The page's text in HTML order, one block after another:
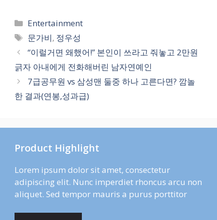
카
테
리
Entertainment
태
그
문가비, 정우성
“이럴거면 왜했어!” 본인이 쓰라고 줘놓고 2만원
긁자 아내에게 전화해버린 남자연예인
7급공무원 vs 삼성맨 둘중 하나 고른다면? 깜놀
한 결과(연봉,성과급)
Product Highlight
Lorem ipsum dolor sit amet, consectetur
adipiscing elit. Nunc imperdiet rhoncus arcu non
aliquet. Sed tempor mauris a purus porttitor